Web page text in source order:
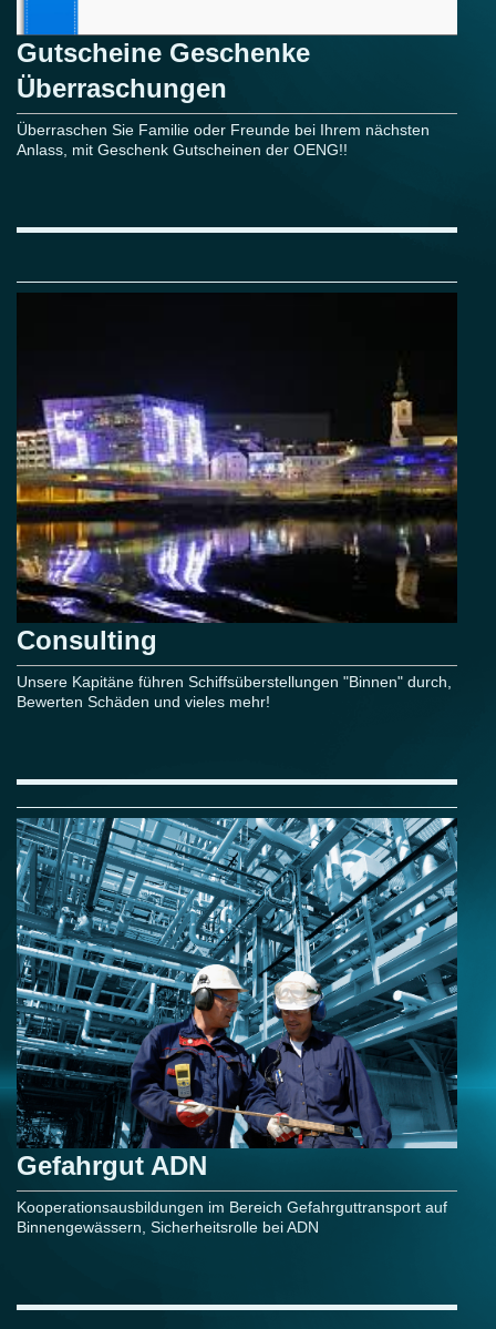
Gutscheine Geschenke
Überraschungen
Überraschen Sie Familie oder Freunde bei Ihrem nächsten
Anlass, mit Geschenk Gutscheinen der OENG!!
Consulting
Unsere Kapitäne führen Schiffsüberstellungen "Binnen" durch,
Bewerten Schäden und vieles mehr!
Gefahrgut ADN
Kooperationsausbildungen im Bereich Gefahrguttransport auf
Binnengewässern, Sicherheitsrolle bei ADN